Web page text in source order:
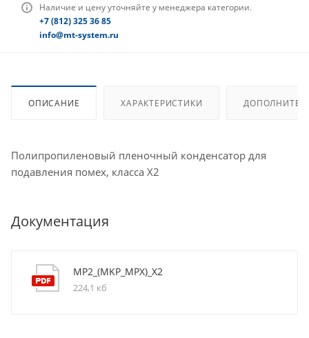
Наличие и цену уточняйте у менеджера категории.
+7 (812) 325 36 85
info@mt-system.ru
ОПИСАНИЕ ХАРАКТЕРИСТИКИ
Полипропиленовый пленочный конденсатор для
подавления помех, класса X2
Документация
MP2_(MKP_MPX)_X2
224,1 кб